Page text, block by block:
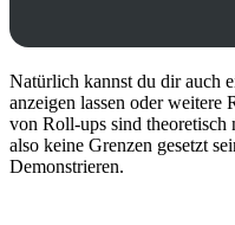
Natürlich kannst du dir auch
anzeigen lassen oder
von Roll-ups sind
also keine Grenzen gesetzt
Demonstrieren.